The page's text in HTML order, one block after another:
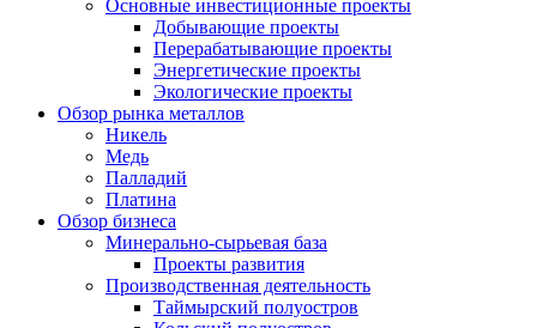
Основные инвестиционные проекты
Добывающие проекты
Перерабатывающие проекты
Энергетические проекты
Экологические проекты
Обзор рынка металлов
Никель
Медь
Палладий
Платина
Обзор бизнеса
Минерально-сырьевая база
Проекты развития
Производственная деятельность
Таймырский полуостров